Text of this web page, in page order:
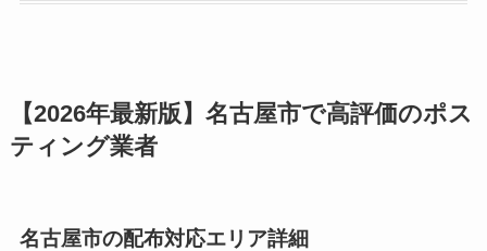
【2026年最新版】名古屋市で高評価のポス
ティング業者
名古屋市の配布対応エリア詳細